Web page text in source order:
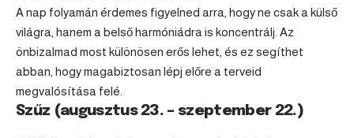
A nap folyamán érdemes figyelned arra, hogy ne csak a külső
világra, hanem a belső harmóniádra is koncentrálj. Az
önbizalmad most különösen erős lehet, és ez segíthet
abban, hogy magabiztosan lépj előre a terveid
megvalósítása felé.
Szűz (augusztus 23. – szeptember 22.)